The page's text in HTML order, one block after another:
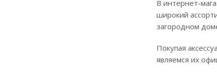
В интернет-
широкий
загородном
Покупая
являемся их